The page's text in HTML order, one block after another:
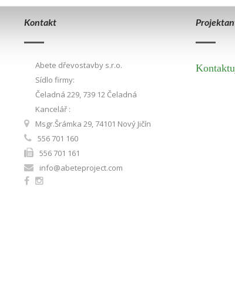
Kontakt
Abete dřevostavby s.r.o.
Sídlo firmy:
Čeladná 229, 739 12 Čeladná
Kancelář :
Msgr.Šrámka 29, 74101 Nový Jičín
556 701 160
556 701 161
info@abeteproject.com